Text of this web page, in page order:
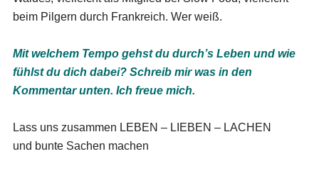
beim Pilgern durch Frankreich. Wer weiß.
Mit welchem Tempo gehst du durch’s Leben und wie
fühlst du dich dabei? Schreib mir was in den
Kommentar unten. Ich freue mich.
Lass uns zusammen LEBEN – LIEBEN – LACHEN
und bunte Sachen machen